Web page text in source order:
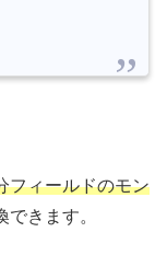
フィールドのモン
できます。